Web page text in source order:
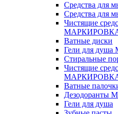
Средства
Средства
Чистящие
Ватные диски
Гели для
Стиральные
Чистящие
Ватные
Гели для душа